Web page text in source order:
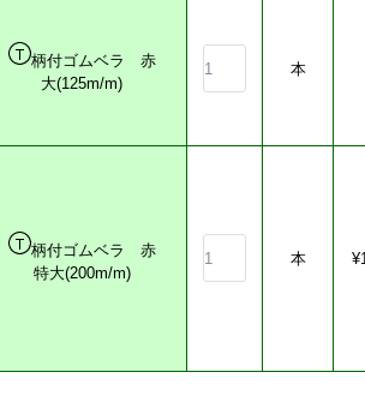
柄付ゴムベラ 赤
大(125m/m)
本
柄付ゴムベラ 赤
特大(200m/m)
本